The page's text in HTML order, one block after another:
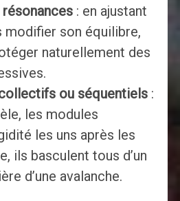
: en ajustant
modifier son équilibre,
naturellement des
ou séquentiels:
les modules
les uns après les
ils basculent tous d’un
d’une avalanche.